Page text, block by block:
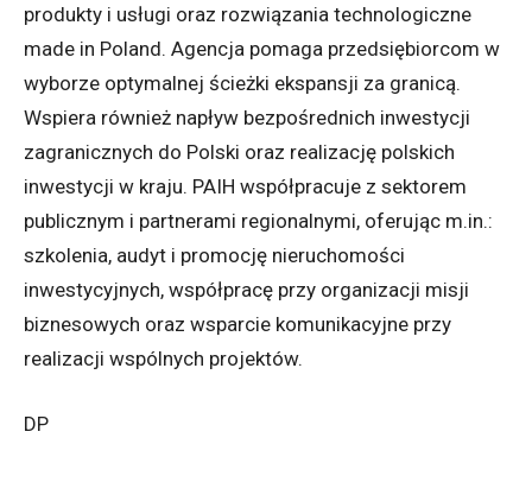
produkty i usługi oraz rozwiązania technologiczne
made in Poland. Agencja pomaga przedsiębiorcom w
wyborze optymalnej ścieżki ekspansji za granicą.
Wspiera również napływ bezpośrednich inwestycji
zagranicznych do Polski oraz realizację polskich
inwestycji w kraju. PAIH współpracuje z sektorem
publicznym i partnerami regionalnymi, oferując m.in.:
szkolenia, audyt i promocję nieruchomości
inwestycyjnych, współpracę przy organizacji misji
biznesowych oraz wsparcie komunikacyjne przy
realizacji wspólnych projektów.
DP